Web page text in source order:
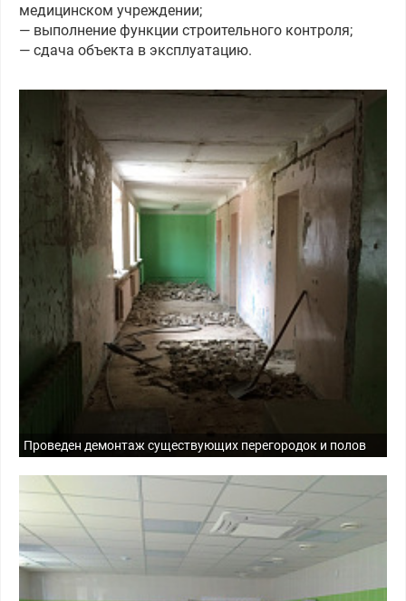
медицинском учреждении;
— выполнение функции строительного контроля;
— сдача объекта в эксплуатацию.
Проведен демонтаж существующих перегородок и полов